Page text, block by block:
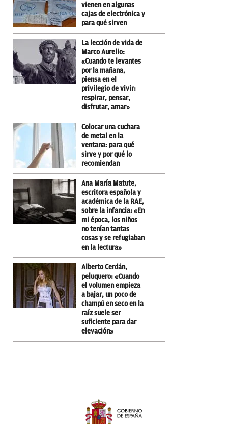
vienen en algunas
cajas de electrónica y
para qué sirven
La lección de vida de
Marco Aurelio:
«Cuando te levantes
por la mañana,
piensa en el
privilegio de vivir:
respirar, pensar,
disfrutar, amar»
Colocar una cuchara
de metal en la
ventana: para qué
sirve y por qué lo
recomiendan
Ana María Matute,
escritora española y
académica de la RAE,
sobre la infancia: «En
mi época, los niños
no tenían tantas
cosas y se refugiaban
en la lectura»
Alberto Cerdán,
peluquero: «Cuando
el volumen empieza
a bajar, un poco de
champú en seco en la
raíz suele ser
suficiente para dar
elevación»